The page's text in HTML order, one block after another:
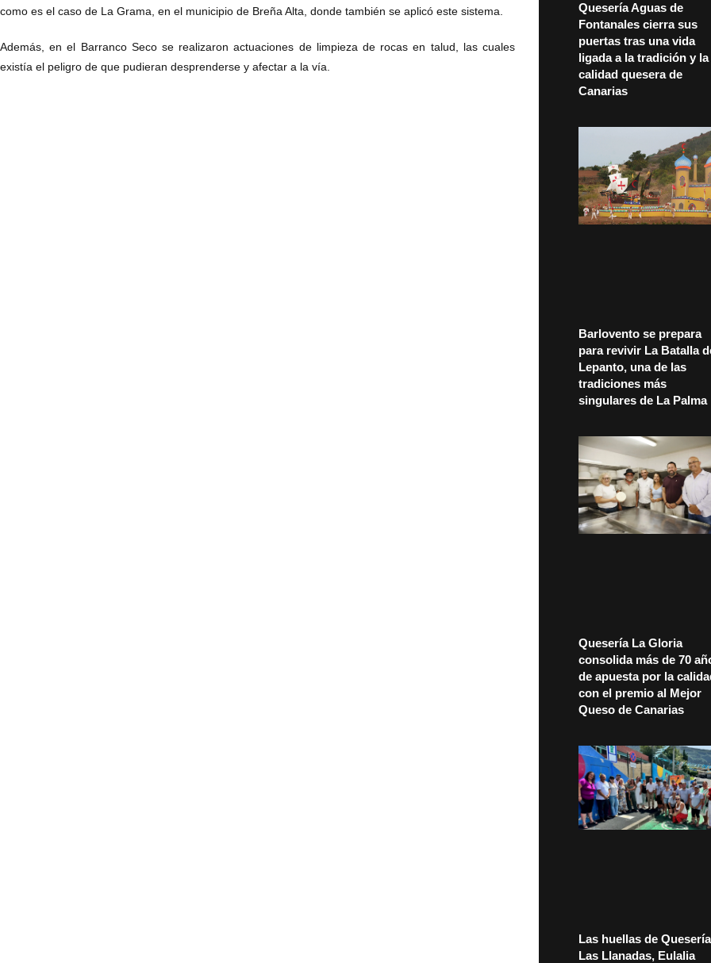
como es el caso de La Grama, en el municipio de Breña Alta, donde también se aplicó este sistema.
Además, en el Barranco Seco se realizaron actuaciones de limpieza de rocas en talud, las cuales
existía el peligro de que pudieran desprenderse y afectar a la vía.
Quesería Aguas de
Fontanales cierra sus
puertas tras una vida
ligada a la tradición y la
calidad quesera de
Canarias
Barlovento se prepara
para revivir La Batalla
Lepanto, una de las
tradiciones más
singulares de La Palma
Quesería La Gloria
consolida más de 70
de apuesta por la
con el premio al Mejor
Queso de Canarias
Las huellas de Quesería
Las Llanadas, Eulalia